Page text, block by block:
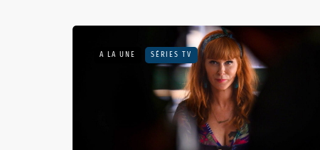
A LA UNE SÉRIES TV